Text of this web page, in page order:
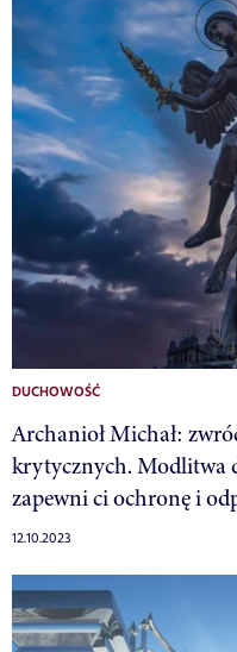
DUCHOWOŚĆ
Archanioł Michał:
krytycznych. Modlitwa
zapewni ci ochronę i
12.10.2023